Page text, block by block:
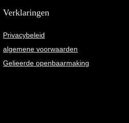
Verklaringen
Privacybeleid
algemene voorwaarden
Gelieerde openbaarmaking